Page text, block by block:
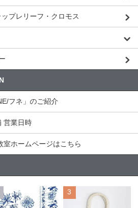
プレリーフ・クロモス
フネ」のご紹介
営業日時
ホームページはこちら
3